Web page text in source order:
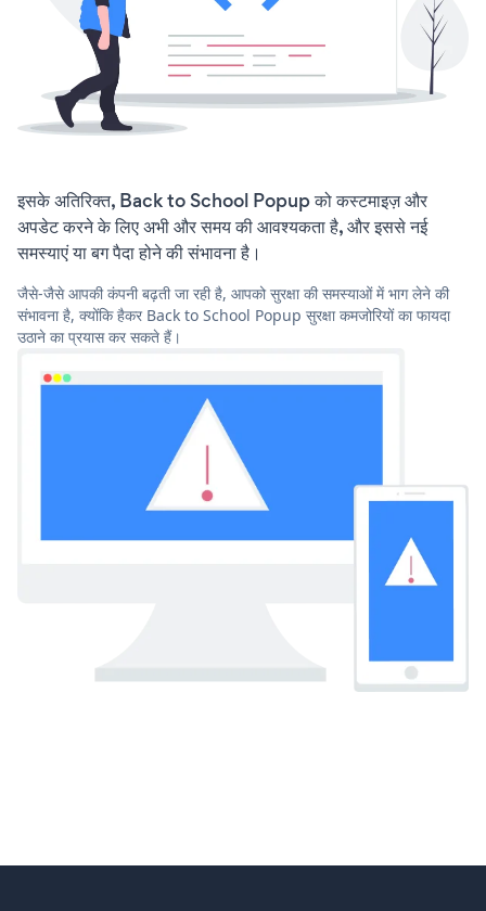
इसके अतिरिक्त, Back to School Popup को कस्टमाइज़ और
अपडेट करने के लिए अभी और समय की आवश्यकता है, और इससे नई
समस्याएं या बग पैदा होने की संभावना है।
जैसे-जैसे आपकी कंपनी बढ़ती जा रही है, आपको सुरक्षा की समस्याओं में भाग लेने की
संभावना है, क्योंकि हैकर Back to School Popup सुरक्षा कमजोरियों का फायदा
उठाने का प्रयास कर सकते हैं।